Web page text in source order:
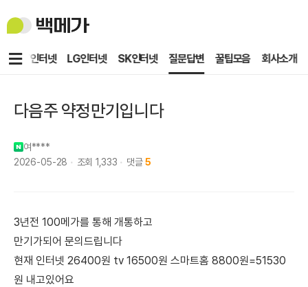
백
메
KT인터넷 LG인터넷 SK인터넷 질문답변 꿀팁모음 회사소개
메
다음주 약정만기입니다
여****
2026-05-28
조회 1,333 댓글 5
3년전 100메가를 통해 개통하고
만기가되어 문의드립니다
현재 인터넷 26400원 tv 16500원 스마트홈 8800원=51530
원 내고있어요